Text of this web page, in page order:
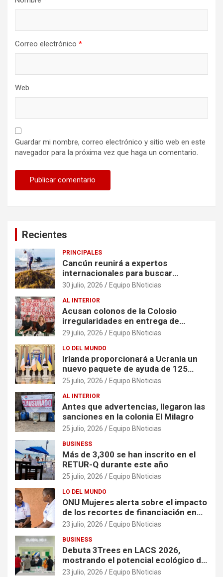
Correo electrónico *
Web
Guardar mi nombre, correo electrónico y sitio web en este
navegador para la próxima vez que haga un comentario.
Recientes
PRINCIPALES
Cancún reunirá a expertos
internacionales para buscar
soluciones al problema del sargazo
30 julio, 2026 Equipo BNoticias
AL INTERIOR
Acusan colonos de la Colosio
irregularidades en entrega de
escrituras
29 julio, 2026 Equipo BNoticias
LO DEL MUNDO
Irlanda proporcionará a Ucrania un
nuevo paquete de ayuda de 125
millones de euros
25 julio, 2026 Equipo BNoticias
AL INTERIOR
Antes que advertencias, llegaron las
sanciones en la colonia El Milagro
25 julio, 2026 Equipo BNoticias
BUSINESS
Más de 3,300 se han inscrito en el
RETUR-Q durante este año
25 julio, 2026 Equipo BNoticias
LO DEL MUNDO
ONU Mujeres alerta sobre el impacto
de los recortes de financiación en
organizaciones que apoyan a
crisis
23 julio, 2026 Equipo BNoticias
BUSINESS
Debuta 3Trees en LACS 2026,
mostrando el potencial ecológico de
China en América
23 julio, 2026 Equipo BNoticias